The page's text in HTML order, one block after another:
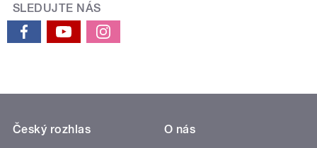
SLEDUJTE NÁS
Český rozhlas
O nás